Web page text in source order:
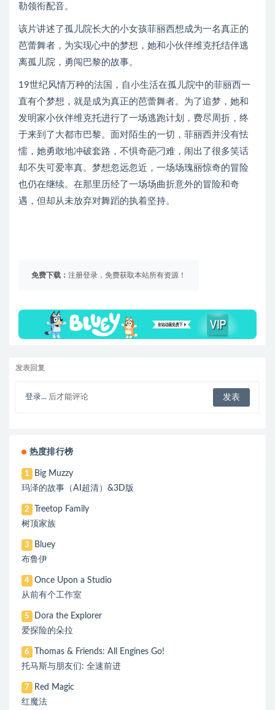
勒领衔配音。
该片讲述了孤儿院长大的小女孩菲丽西想成为一名真正的
芭蕾舞者，为实现心中的梦想，她和小伙伴维克托结伴逃
离孤儿院，勇闯巴黎的故事。
19世纪风情万种的法国，自小生活在孤儿院中的菲丽西一
直有个梦想，就是成为真正的芭蕾舞者。为了追梦，她和
发明家小伙伴维克托进行了一场逃跑计划，费尽周折，终
于来到了大都市巴黎。面对陌生的一切，菲丽西并没有怯
懦，她勇敢地冲破套路，不惧奇葩刁难，闹出了很多笑话
却不失可爱率真。梦想忽远忽近，一场场瑰丽惊奇的冒险
也仍在继续。在那里历经了一场场曲折意外的冒险和奇
遇，但却从未放弃对舞蹈的执着坚持。
免费下载： 注册登录，免费获取本站所有资源！
发表回复
登录... 后才能评论
热度排行榜
1
Big Muzzy
玛泽的故事（AI超清）&3D版
2
Treetop Family
树顶家族
3
Bluey
布鲁伊
4
Once Upon a Studio
从前有个工作室
5
Dora the Explorer
爱探险的朵拉
6
Thomas & Friends: All Engines Go!
托马斯与朋友们: 全速前进
7
Red Magic
红魔法